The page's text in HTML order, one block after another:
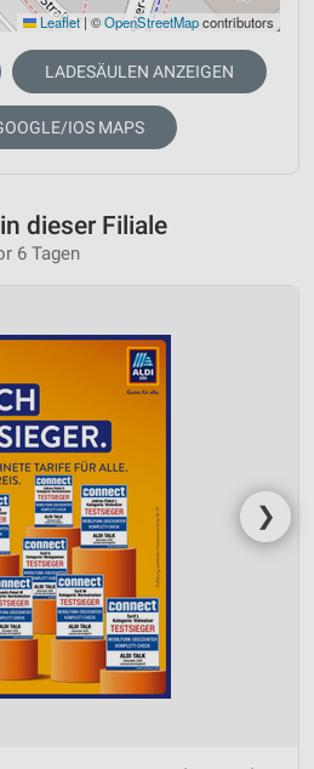
Leaflet | ©OpenStreetMapcontributors
LADESÄULEN ANZEIGEN
IOS MAPS
dieser Filiale
6 Tagen
❯